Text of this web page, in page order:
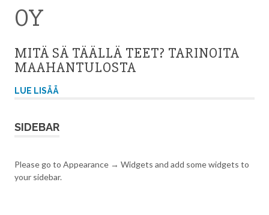
OY
MITÄ SÄ TÄÄLLÄ TEET? TARINOITA
MAAHANTULOSTA
LUE LISÄÄ
SIDEBAR
Please go to Appearance → Widgets and add some widgets to
your sidebar.